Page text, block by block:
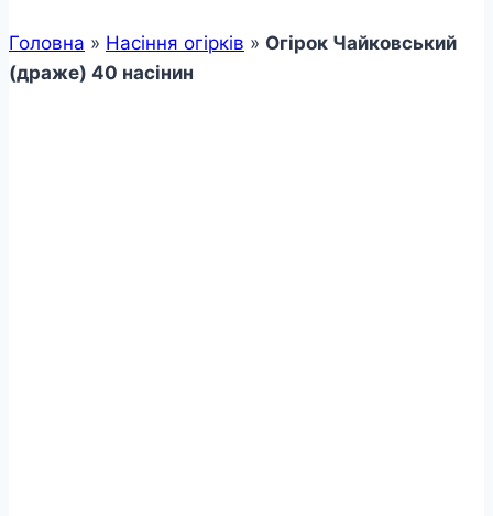
Головна » Насіння огірків » Огірок Чайковський
(драже) 40 насінин